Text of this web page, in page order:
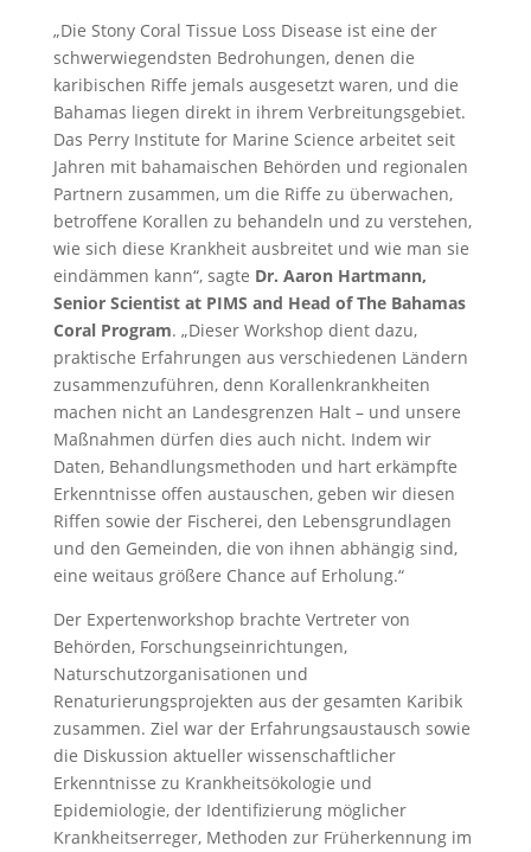
„Die Stony Coral Tissue Loss Disease ist eine der
schwerwiegendsten Bedrohungen, denen die
karibischen Riffe jemals ausgesetzt waren, und die
Bahamas liegen direkt in ihrem Verbreitungsgebiet.
Das Perry Institute for Marine Science arbeitet seit
Jahren mit bahamaischen Behörden und regionalen
Partnern zusammen, um die Riffe zu überwachen,
betroffene Korallen zu behandeln und zu verstehen,
wie sich diese Krankheit ausbreitet und wie man sie
eindämmen kann“, sagte Dr. Aaron Hartmann,
Senior Scientist at PIMS and Head of The Bahamas
Coral Program. „Dieser Workshop dient dazu,
praktische Erfahrungen aus verschiedenen Ländern
zusammenzuführen, denn Korallenkrankheiten
machen nicht an Landesgrenzen Halt – und unsere
Maßnahmen dürfen dies auch nicht. Indem wir
Daten, Behandlungsmethoden und hart erkämpfte
Erkenntnisse offen austauschen, geben wir diesen
Riffen sowie der Fischerei, den Lebensgrundlagen
und den Gemeinden, die von ihnen abhängig sind,
eine weitaus größere Chance auf Erholung.“
Der Expertenworkshop brachte Vertreter von
Behörden, Forschungseinrichtungen,
Naturschutzorganisationen und
Renaturierungsprojekten aus der gesamten Karibik
zusammen. Ziel war der Erfahrungsaustausch sowie
die Diskussion aktueller wissenschaftlicher
Erkenntnisse zu Krankheitsökologie und
Epidemiologie, der Identifizierung möglicher
Krankheitserreger, Methoden zur Früherkennung im